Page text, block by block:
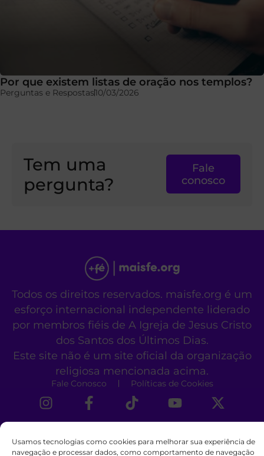
Usamos tecnologias como cookies para melhorar sua experiência de
navegação e processar dados, como comportamento de navegação
Por que existem listas de oração nos templos?
Perguntas e Respostas10/03/2026
Tem uma
pergunta?
Fale
conosco
Todos os direitos reservados. maisfe.org é um
esforço internacional independente liderado
por membros fiéis de A Igreja de Jesus Cristo
dos Santos dos Últimos Dias.
Este site não é um site oficial da organização
religiosa mencionada acima.
Fale Conosco Políticas de Cookies